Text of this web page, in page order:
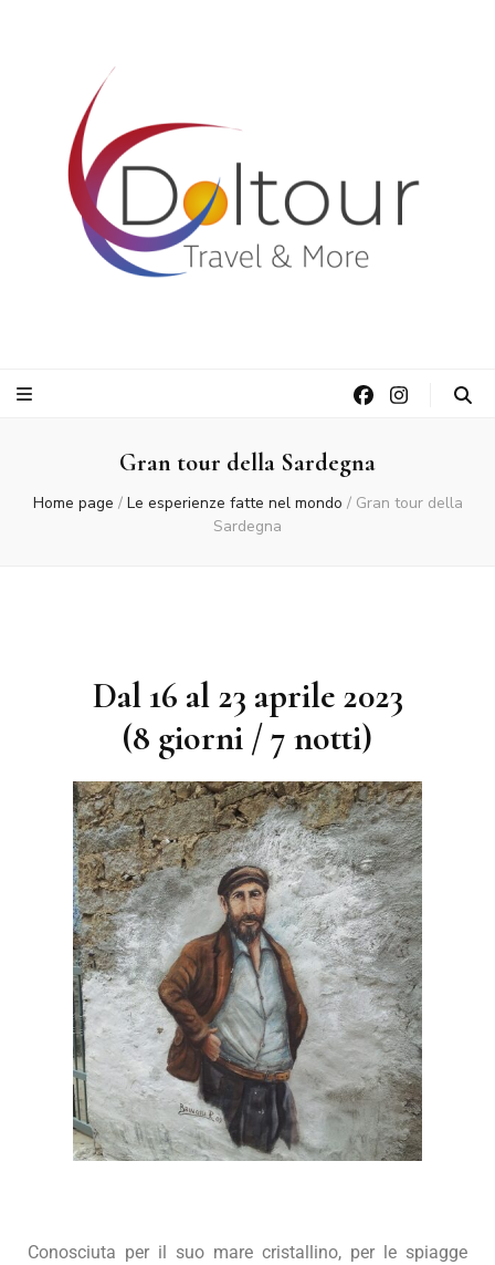
Gran tour della Sardegna
Home page / Le esperienze fatte nel mondo / Gran tour della
Sardegna
Dal 16 al 23 aprile 2023
(8 giorni / 7 notti)
Conosciuta per il suo mare cristallino, per le spiagge